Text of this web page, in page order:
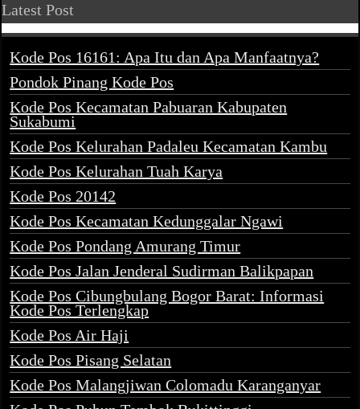
Latest Post
Kode Pos 16161: Apa Itu dan Apa Manfaatnya?
Pondok Pinang Kode Pos
Kode Pos Kecamatan Pabuaran Kabupaten
Sukabumi
Kode Pos Kelurahan Padaleu Kecamatan Kambu
Kode Pos Kelurahan Tuah Karya
Kode Pos 20142
Kode Pos Kecamatan Kedunggalar Ngawi
Kode Pos Pondang Amurang Timur
Kode Pos Jalan Jenderal Sudirman Balikpapan
Kode Pos Cibungbulang Bogor Barat: Informasi
Kode Pos Terlengkap
Kode Pos Air Haji
Kode Pos Pisang Selatan
Kode Pos Malangjiwan Colomadu Karanganyar